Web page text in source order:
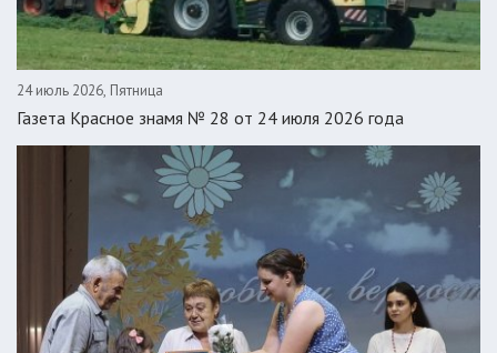
24 июль 2026, Пятница
Газета Красное знамя № 28 от 24 июля 2026 года